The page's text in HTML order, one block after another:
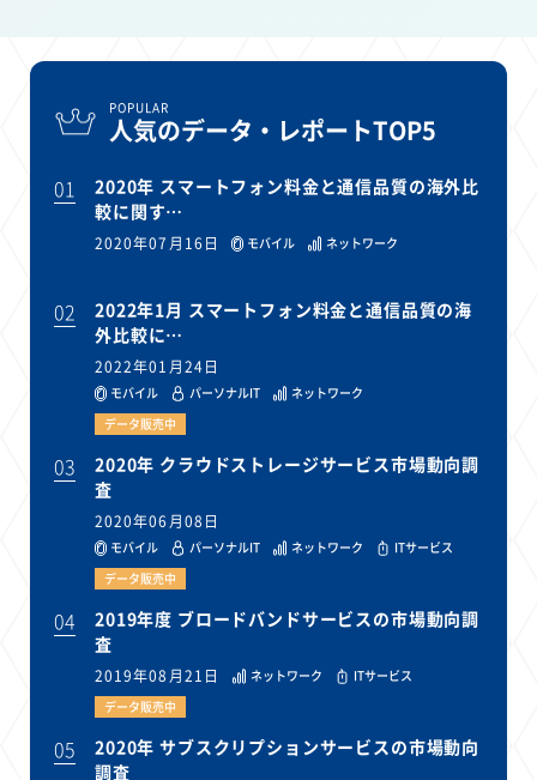
POPULAR
人気のデータ・レポートTOP5
01
2020年 スマートフォン料金と通信品質の海外比
較に関す…
2020年07月16日 モバイル ネットワーク
02
2022年1月 スマートフォン料金と通信品質の海
外比較に…
2022年01月24日
モバイル パーソナルIT
ネットワーク
データ販売中
03
2020年 クラウドストレージサービス市場動向調
査
2020年06月08日
モバイル パーソナルIT ネットワーク
ITサービス
データ販売中
04
2019年度 ブロードバンドサービスの市場動向調
査
2019年08月21日 ネットワーク
ITサービス
データ販売中
05
2020年 サブスクリプションサービスの市場動向
調査